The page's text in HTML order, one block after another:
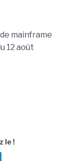
mainframe
12 août
le !